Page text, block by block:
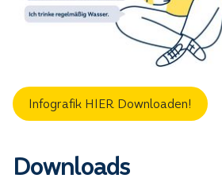
Infografik HIER Downloaden!
Downloads